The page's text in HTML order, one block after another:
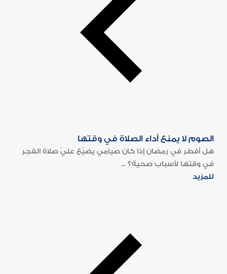
الصوم لا يمنع أداء الصلاة في وقتها
هل أفطر في رمضان إذا كان صيامي يضيّع عليّ صلاة الفجر
في وقتها لأسباب صحية؟ ...
للمزيد